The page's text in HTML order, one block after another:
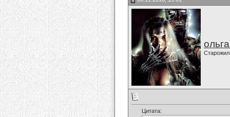
Старожил
Цитата: